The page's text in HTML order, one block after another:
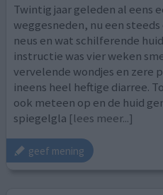
Twintig jaar geleden al eens
weggesneden, nu een
neus en wat schilferende
instructie was vier weken
vervelende wondjes en zere
ineens heel heftige diarree.
ook meteen op en de huid
spiegelgla [lees meer...]
geef mening